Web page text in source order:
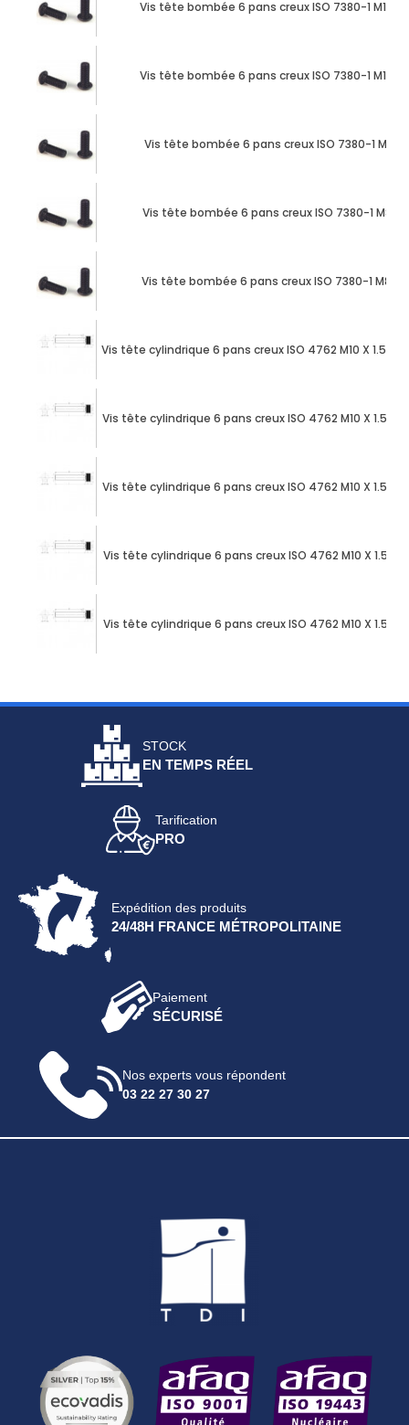
Vis tête bombée 6 pans creux ISO 7380-1 M10 X
Vis tête bombée 6 pans creux ISO 7380-1 M12 X
Vis tête bombée 6 pans creux ISO 7380-1 M8 X
Vis tête bombée 6 pans creux ISO 7380-1 M8 X
Vis tête bombée 6 pans creux ISO 7380-1 M8 X
Vis tête cylindrique 6 pans creux ISO 4762 M10 X 1.50 X
Vis tête cylindrique 6 pans creux ISO 4762 M10 X 1.50
Vis tête cylindrique 6 pans creux ISO 4762 M10 X 1.50
Vis tête cylindrique 6 pans creux ISO 4762 M10 X 1.50
Vis tête cylindrique 6 pans creux ISO 4762 M10 X 1.50
STOCK
EN TEMPS RÉEL
Tarification
PRO
Expédition des produits
24/48H FRANCE MÉTROPOLITAINE
Paiement
SÉCURISÉ
Nos experts vous répondent
03 22 27 30 27